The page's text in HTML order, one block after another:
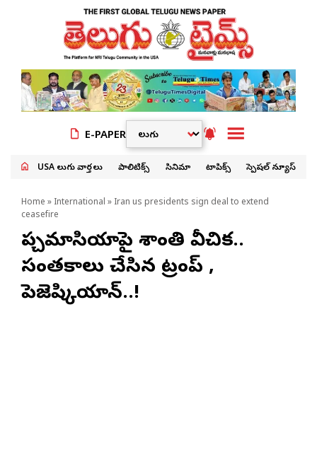
E-PAPER
USA తెలుగు వార్తలు పాలిటిక్స్ సినిమా టాపిక్స్ స్పెషల్ న్యూస్
Home » International » Iran us presidents sign deal to extend
ceasefire
పశ్చిమాసియాపై శాంతి వీచిక..
సంతకాలు చేసిన ట్రంప్ ,
పెజెష్కియాన్..!